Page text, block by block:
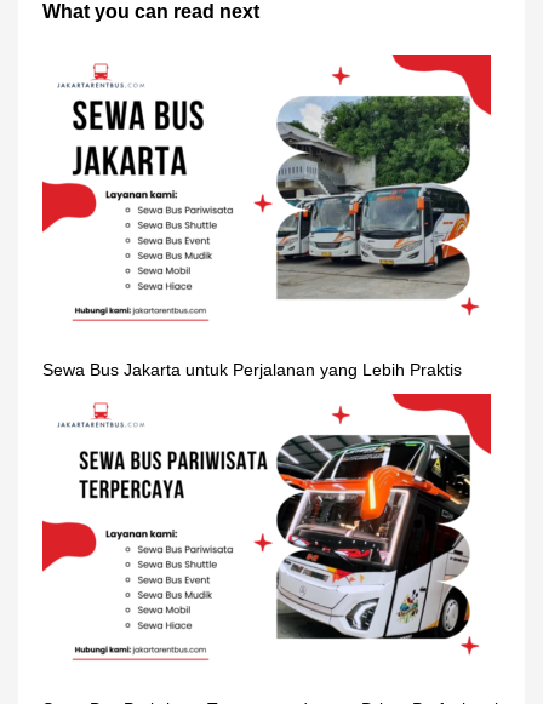
What you can read next
Sewa Bus Jakarta untuk Perjalanan yang Lebih Praktis